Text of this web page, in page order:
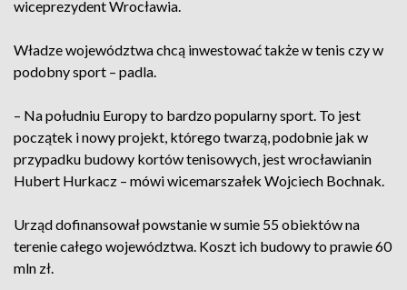
wiceprezydent Wrocławia.
Władze województwa chcą inwestować także w tenis czy w
podobny sport – padla.
– Na południu Europy to bardzo popularny sport. To jest
początek i nowy projekt, którego twarzą, podobnie jak w
przypadku budowy kortów tenisowych, jest wrocławianin
Hubert Hurkacz – mówi wicemarszałek Wojciech Bochnak.
Urząd dofinansował powstanie w sumie 55 obiektów na
terenie całego województwa. Koszt ich budowy to prawie 60
mln zł.